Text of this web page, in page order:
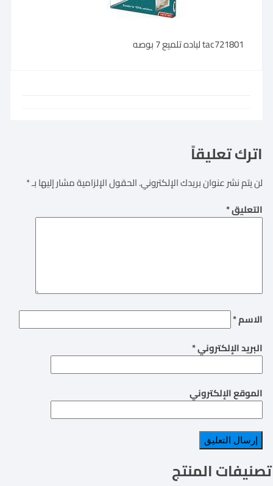
tac721801 لباده تلميع 7 بوصه
اترك تعليقاً
لن يتم نشر عنوان بريدك الإلكتروني.الحقول الإلزامية مشار إليها بـ*
التعليق*
الاسم*
البريد الإلكتروني*
الموقع الإلكتروني
تصنيفات المنتج